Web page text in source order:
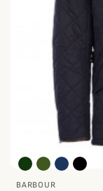
BARBOUR